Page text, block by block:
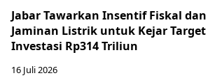
Jabar Tawarkan Insentif Fiskal dan
Jaminan Listrik untuk Kejar Target
Investasi Rp314 Triliun
16 Juli 2026